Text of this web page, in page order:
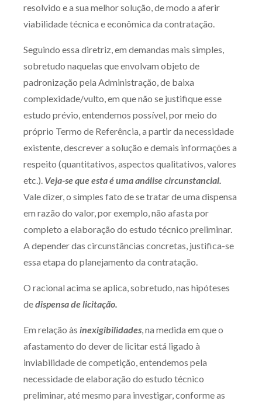
resolvido e a sua melhor solução, de modo a aferir
viabilidade técnica e econômica da contratação.
Seguindo essa diretriz, em demandas mais simples,
sobretudo naquelas que envolvam objeto de
padronização pela Administração, de baixa
complexidade/vulto, em que não se justifique esse
estudo prévio, entendemos possível, por meio do
próprio Termo de Referência, a partir da necessidade
existente, descrever a solução e demais informações a
respeito (quantitativos, aspectos qualitativos, valores
etc.). Veja-se que esta é uma análise circunstancial.
Vale dizer, o simples fato de se tratar de uma dispensa
em razão do valor, por exemplo, não afasta por
completo a elaboração do estudo técnico preliminar.
A depender das circunstâncias concretas, justifica-se
essa etapa do planejamento da contratação.
O racional acima se aplica, sobretudo, nas hipóteses
dedispensa de licitação.
Em relação às inexigibilidades, na medida em que o
afastamento do dever de licitar está ligado à
inviabilidade de competição, entendemos pela
necessidade de elaboração do estudo técnico
preliminar, até mesmo para investigar, conforme as